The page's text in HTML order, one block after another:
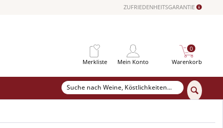
ZUFRIEDENHEITSGARANTIE
Merkliste Mein Konto Warenkorb
0